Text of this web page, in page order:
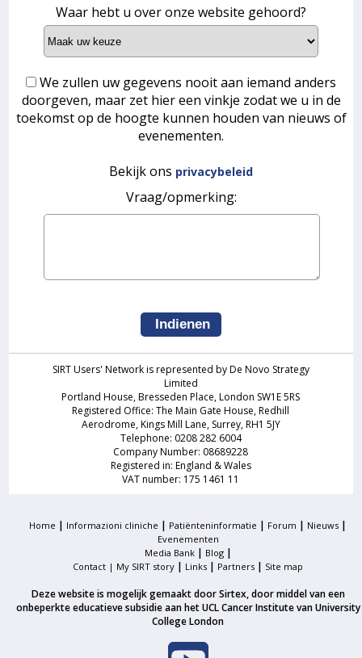
Waar hebt u over onze website gehoord?
We zullen uw gegevens nooit aan iemand anders
doorgeven, maar zet hier een vinkje zodat we u in de
toekomst op de hoogte kunnen houden van nieuws of
evenementen.
Bekijk ons privacybeleid
Vraag/opmerking:
SIRT Users' Network is represented by De Novo Strategy
Limited
Portland House, Bresseden Place, London SW1E 5RS
Registered Office: The Main Gate House, Redhill
Aerodrome, Kings Mill Lane, Surrey, RH1 5JY
Telephone: 0208 282 6004
Company Number: 08689228
Registered in: England & Wales
VAT number: 175 1461 11
Home | Informazioni cliniche | Patiënteninformatie | Forum | Nieuws |
Evenementen
Media Bank| Blog|
Contact | My SIRT story | Links | Partners | Site map
Deze website is mogelijk gemaakt door Sirtex, door middel van een
onbeperkte educatieve subsidie aan het UCL Cancer Institute van University
College London